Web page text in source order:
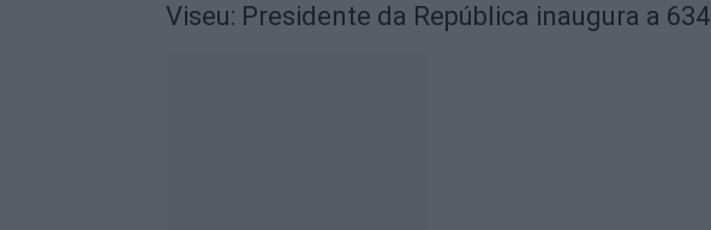
Viseu: Presidente da República inaugura a